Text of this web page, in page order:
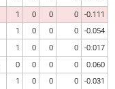
1 0 0 0 -0.111
1 0 0 0 -0.054
1 0 0 0 -0.017
0 0 0 0
0.060
1 0 0 0 -0.031